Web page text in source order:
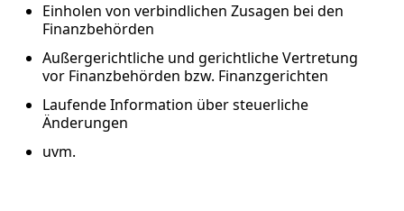
Einholen von verbindlichen Zusagen bei den
Finanzbehörden
Außergerichtliche und gerichtliche Vertretung
vor Finanzbehörden bzw. Finanzgerichten
Laufende Information über steuerliche
Änderungen
uvm.